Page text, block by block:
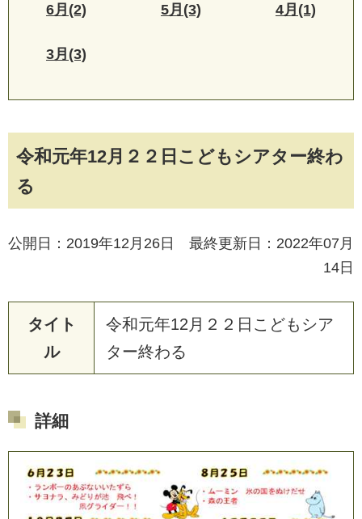
令和元年12月２２日こどもシアター終わ
る
公開日：2019年12月26日 最終更新日：2022年07月
14日
タイト
ル
令和元年12月２２日こどもシア
ター終わる
詳細
6月(2) 5月(3) 4月(1)
3月(3)